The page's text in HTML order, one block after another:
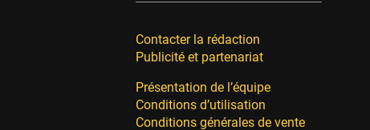
Contacter la rédaction
Publicité et partenariat
Présentation de l’équipe
Conditions d’utilisation
Conditions générales de vente